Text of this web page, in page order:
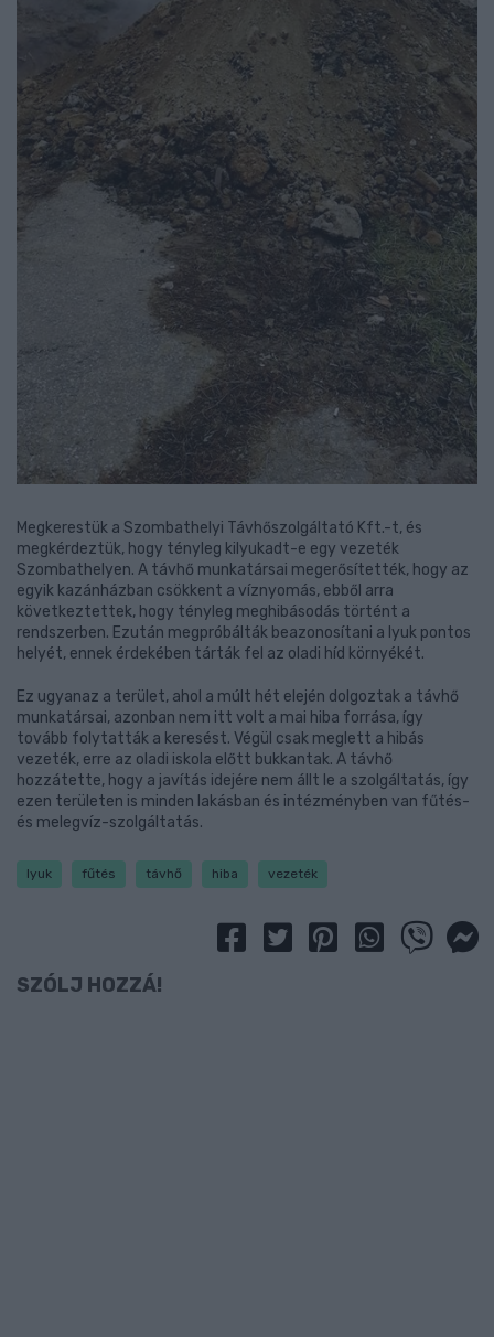
Megkerestük a Szombathelyi Távhőszolgáltató Kft.-t, és
megkérdeztük, hogy tényleg kilyukadt-e egy vezeték
Szombathelyen. A távhő munkatársai megerősítették, hogy az
egyik kazánházban csökkent a víznyomás, ebből arra
következtettek, hogy tényleg meghibásodás történt a
rendszerben. Ezután megpróbálták beazonosítani a lyuk pontos
helyét, ennek érdekében tárták fel az oladi híd környékét.
Ez ugyanaz a terület, ahol a múlt hét elején dolgoztak a távhő
munkatársai, azonban nem itt volt a mai hiba forrása, így
tovább folytatták a keresést. Végül csak meglett a hibás
vezeték, erre az oladi iskola előtt bukkantak. A távhő
hozzátette, hogy a javítás idejére nem állt le a szolgáltatás, így
ezen területen is minden lakásban és intézményben van fűtés-
és melegvíz-szolgáltatás.
lyuk fűtés távhő hiba vezeték
SZÓLJ HOZZÁ!